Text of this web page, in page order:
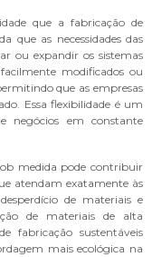
que a fabricação de
que as necessidades das
ou expandir os sistemas
modificados ou
que as empresas
Essa flexibilidade é um
negócios em constante
medida pode contribuir
atendam exatamente às
de materiais e
de materiais de alta
fabricação sustentáveis
mais ecológica na